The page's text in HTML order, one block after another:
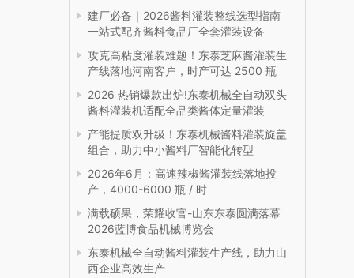
建厂必备｜2026酱料灌装整线选型指南
一站式配齐酱料食品厂全套灌装设备
攻克高粘度灌装难题！东泰芝麻酱灌装生
产线落地河南客户，时产可达 2500 瓶
2026 热销爆款出炉!东泰机械全自动双头
酱料灌装机适配全品类酱体定量灌装
产能提质双升级！东泰机械酱料灌装旋盖
组合，助力中小酱料厂智能化转型
2026年6月：高速辣椒酱灌装线落地投
产，4000-6000 瓶 / 时
满载硕果，荣耀收官-山东东泰圆满落幕
2026蓝博食品机械博览会
东泰机械全自动酱料灌装生产线，助力山
西企业高效生产